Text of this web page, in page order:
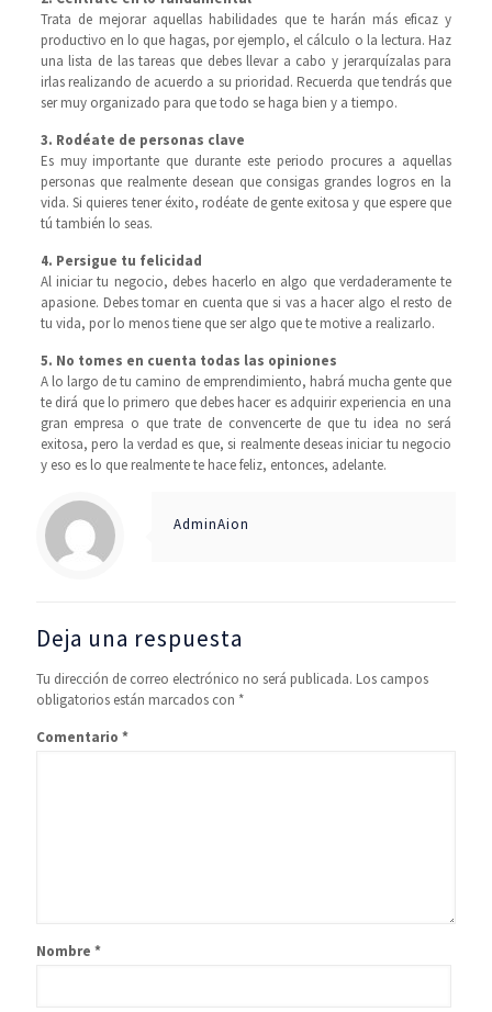
Trata de mejorar aquellas habilidades que te harán más eficaz y
productivo en lo que hagas, por ejemplo, el cálculo o la lectura. Haz
una lista de las tareas que debes llevar a cabo y jerarquízalas para
irlas realizando de acuerdo a su prioridad. Recuerda que tendrás que
ser muy organizado para que todo se haga bien y a tiempo.
3. Rodéate de personas clave
Es muy importante que durante este periodo procures a aquellas
personas que realmente desean que consigas grandes logros en la
vida. Si quieres tener éxito, rodéate de gente exitosa y que espere que
tú también lo seas.
4. Persigue tu felicidad
Al iniciar tu negocio, debes hacerlo en algo que verdaderamente te
apasione. Debes tomar en cuenta que si vas a hacer algo el resto de
tu vida, por lo menos tiene que ser algo que te motive a realizarlo.
5. No tomes en cuenta todas las opiniones
A lo largo de tu camino de emprendimiento, habrá mucha gente que
te dirá que lo primero que debes hacer es adquirir experiencia en una
gran empresa o que trate de convencerte de que tu idea no será
exitosa, pero la verdad es que, si realmente deseas iniciar tu negocio
y eso es lo que realmente te hace feliz, entonces, adelante.
AdminAion
Deja una respuesta
Tu dirección de correo electrónico no será publicada. Los campos
obligatorios están marcados con *
Comentario *
Nombre *